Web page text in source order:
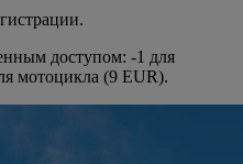
доступом: -1 для
мотоцикла (9 EUR).